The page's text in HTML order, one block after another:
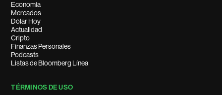
Economía
Mercados
Dólar Hoy
Actualidad
Cripto
Finanzas Personales
Podcasts
Listas de Bloomberg Línea
TÉRMINOS DE USO